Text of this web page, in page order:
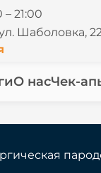
21:00
Шаболовка,
О насЧек-